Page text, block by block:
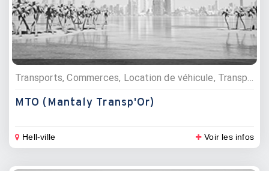
Transports, Commerces, Location de véhicule, Transports de luxe
MTO (Mantaly Transp'Or)
Hell-ville Voir les infos